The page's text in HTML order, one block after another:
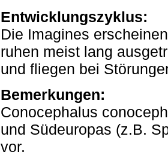
Entwicklungszyklus:
Die Imagines
ruhen meist lang
und fliegen bei
Bemerkungen:
Conocephalus
und Südeuropas (z.B.
vor.